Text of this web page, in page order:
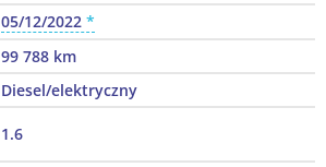
05/12/2022
99 788 km
Diesel/elektryczny
1.6